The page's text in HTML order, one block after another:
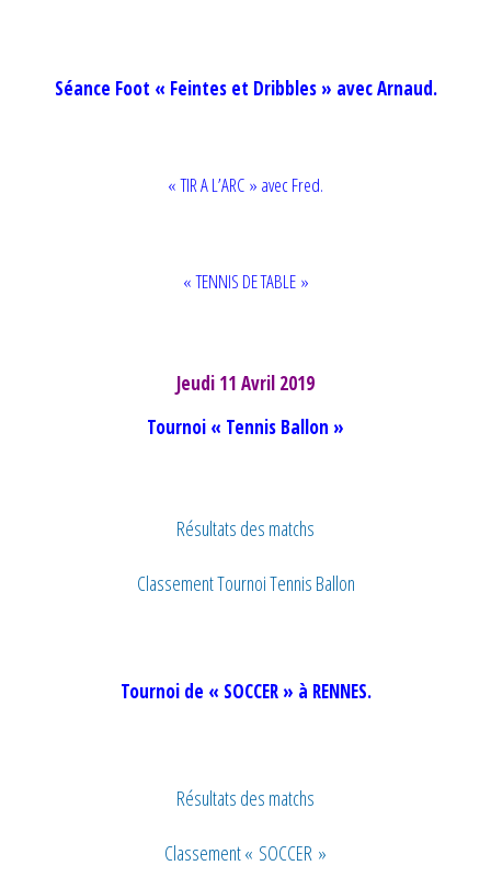
Séance Foot « Feintes et Dribbles » avec Arnaud.
« TIR A L’ARC » avec Fred.
« TENNIS DE TABLE »
Jeudi 11 Avril 2019
Tournoi « Tennis Ballon »
Résultats des matchs
Classement Tournoi Tennis Ballon
Tournoi de « SOCCER » à RENNES.
Résultats des matchs
Classement « SOCCER »